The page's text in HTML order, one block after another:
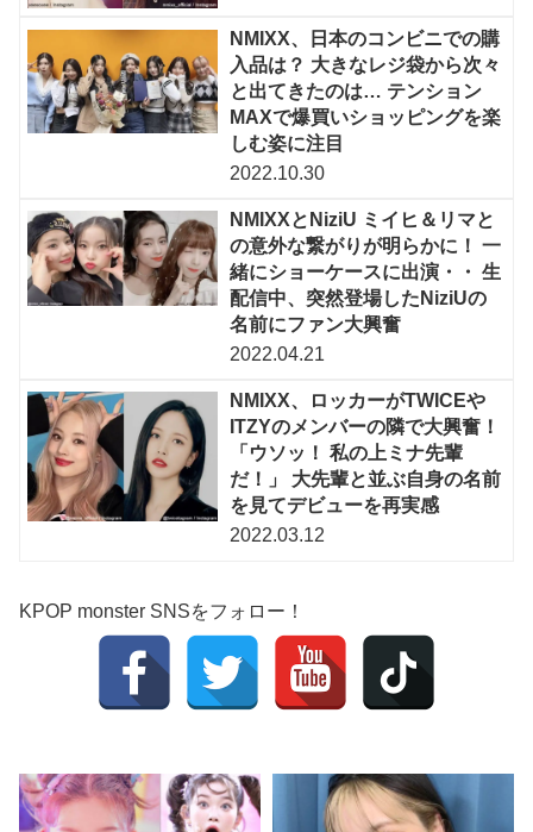
NMIXX、日本のコンビニでの購
入品は？ 大きなレジ袋から次々
と出てきたのは… テンション
MAXで爆買いショッピングを楽
しむ姿に注目
2022.10.30
NMIXXとNiziU ミイヒ＆リマと
の意外な繋がりが明らかに！ 一
緒にショーケースに出演・・ 生
配信中、突然登場したNiziUの
名前にファン大興奮
2022.04.21
NMIXX、ロッカーがTWICEや
ITZYのメンバーの隣で大興奮！
「ウソッ！ 私の上ミナ先輩
だ！」 大先輩と並ぶ自身の名前
を見てデビューを再実感
2022.03.12
KPOP monster SNSをフォロー！